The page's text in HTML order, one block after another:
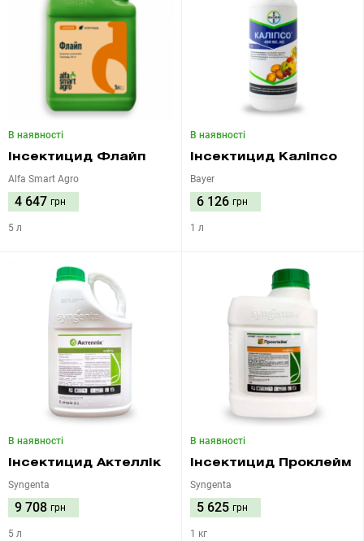
В наявності
Інсектицид Флайп
Alfa Smart Agro
4 647 грн
5 л
В наявності
Інсектицид Каліпсо
Bayer
6 126 грн
1 л
В наявності
Інсектицид Актеллік
Syngenta
9 708 грн
5 л
В наявності
Інсектицид Проклейм
Syngenta
5 625 грн
1 кг